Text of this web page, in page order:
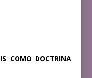
COMO DOCTRINA